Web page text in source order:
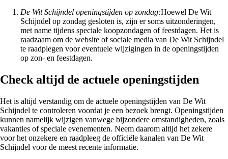
De Wit Schijndel openingstijden op zondag:Hoewel De Wit
Schijndel op zondag gesloten is, zijn er soms uitzonderingen,
met name tijdens speciale koopzondagen of feestdagen. Het is
raadzaam om de website of sociale media van De Wit Schijndel
te raadplegen voor eventuele wijzigingen in de openingstijden
op zon- en feestdagen.
Check altijd de actuele openingstijden
Het is altijd verstandig om de actuele openingstijden van De Wit
Schijndel te controleren voordat je een bezoek brengt. Openingstijden
kunnen namelijk wijzigen vanwege bijzondere omstandigheden, zoals
vakanties of speciale evenementen. Neem daarom altijd het zekere
voor het onzekere en raadpleeg de officiële kanalen van De Wit
Schijndel voor de meest recente informatie.